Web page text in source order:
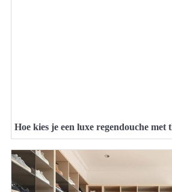
Hoe kies je een luxe regendouche met